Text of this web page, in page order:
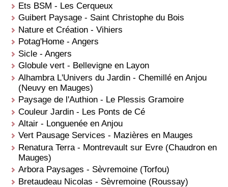
Ets BSM - Les Cerqueux
Guibert Paysage - Saint Christophe du Bois
Nature et Création - Vihiers
Potag'Home - Angers
Sicle - Angers
Globule vert - Bellevigne en Layon
Alhambra L'Univers du Jardin - Chemillé en Anjou
(Neuvy en Mauges)
Paysage de l'Authion - Le Plessis Gramoire
Couleur Jardin - Les Ponts de Cé
Altair - Longuenée en Anjou
Vert Pausage Services - Mazières en Mauges
Renatura Terra - Montrevault sur Evre (Chaudron en
Mauges)
Arbora Paysages - Sèvremoine (Torfou)
Bretaudeau Nicolas - Sèvremoine (Roussay)